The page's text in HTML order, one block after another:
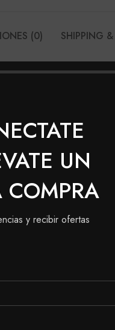
UN
COMPRA
y recibir ofertas
(0) SHIPPING
e intensos, con
secado sin